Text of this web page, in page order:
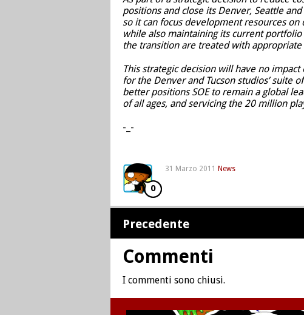
positions and close its Denver, Seattle
so it can focus development resources
while also maintaining its current
the transition are treated with appropriate
This strategic decision will have no
for the Denver and Tucson studios’ suite
better positions SOE to remain a global
of all ages, and servicing the 20 million
-_-
31 Marzo 2011 News
0
Precedente
Commenti
I commenti sono chiusi.